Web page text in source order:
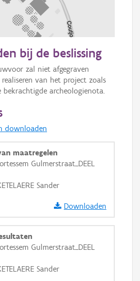
in grijswaarden
bij de beslissing
zal niet afgegraven
van het project zoals
bekrachtigde archeologienota.
downloaden
maatregelen
Gulmerstraat_DEEL
Sander
Downloaden
Gulmerstraat_DEEL
Sander